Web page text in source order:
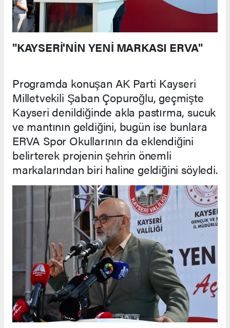
"KAYSERİ'NİN YENİ MARKASI ERVA"
Programda konuşan AK Parti Kayseri
Milletvekili Şaban Çopuroğlu, geçmişte
Kayseri denildiğinde akla pastırma, sucuk
ve mantının geldiğini, bugün ise bunlara
ERVA Spor Okullarının da eklendiğini
belirterek projenin şehrin önemli
markalarından biri haline geldiğini söyledi.